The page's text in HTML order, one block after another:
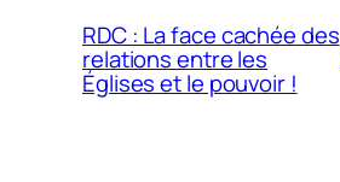
RDC : La face cachée des
relations entre les
Églises et le pouvoir !